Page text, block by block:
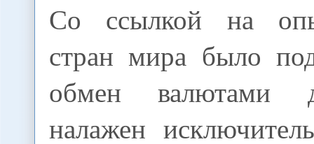
Со ссылкой на
стран мира было
обмен валютами
налажен